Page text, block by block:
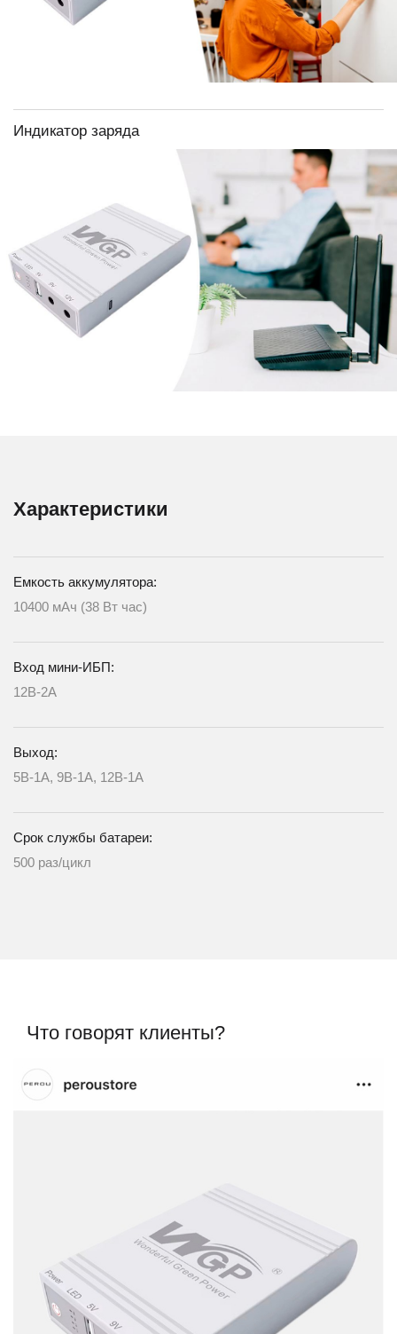
Индикатор заряда
Характеристики
Емкость аккумулятора:
10400 мАч (38 Вт час)
Вход мини-ИБП:
12В-2А
Выход:
5В-1А, 9В-1А, 12В-1А
Срок службы батареи:
500 раз/цикл
Что говорят клиенты?